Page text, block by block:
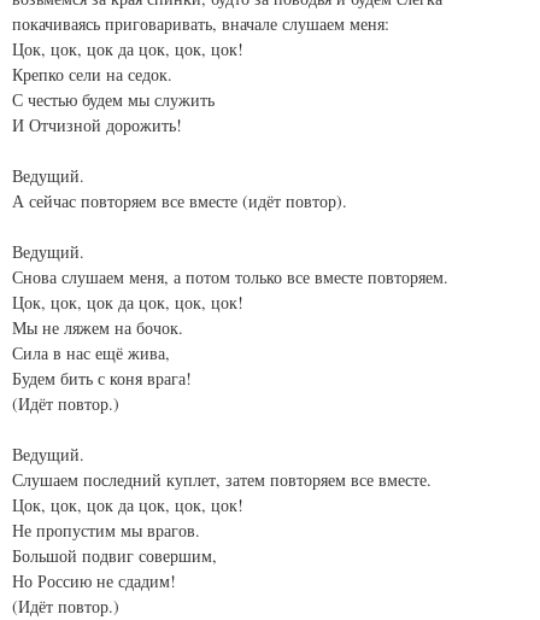
покачиваясь приговаривать, вначале слушаем меня:
Цок, цок, цок да цок, цок, цок!
Крепко сели на седок.
С честью будем мы служить
И Отчизной дорожить!
Ведущий.
А сейчас повторяем все вместе (идёт повтор).
Ведущий.
Снова слушаем меня, а потом только все вместе повторяем.
Цок, цок, цок да цок, цок, цок!
Мы не ляжем на бочок.
Сила в нас ещё жива,
Будем бить с коня врага!
(Идёт повтор.)
Ведущий.
Слушаем последний куплет, затем повторяем все вместе.
Цок, цок, цок да цок, цок, цок!
Не пропустим мы врагов.
Большой подвиг совершим,
Но Россию не сдадим!
(Идёт повтор.)